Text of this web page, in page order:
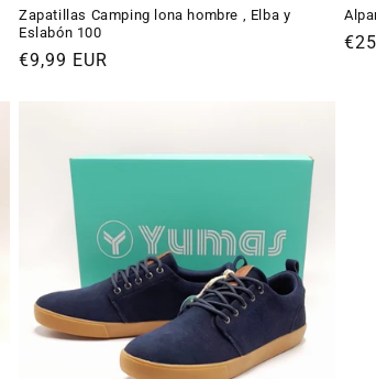
Zapatillas Camping lona hombre , Elba y
Eslabón 100
Precio
€9,99 EUR